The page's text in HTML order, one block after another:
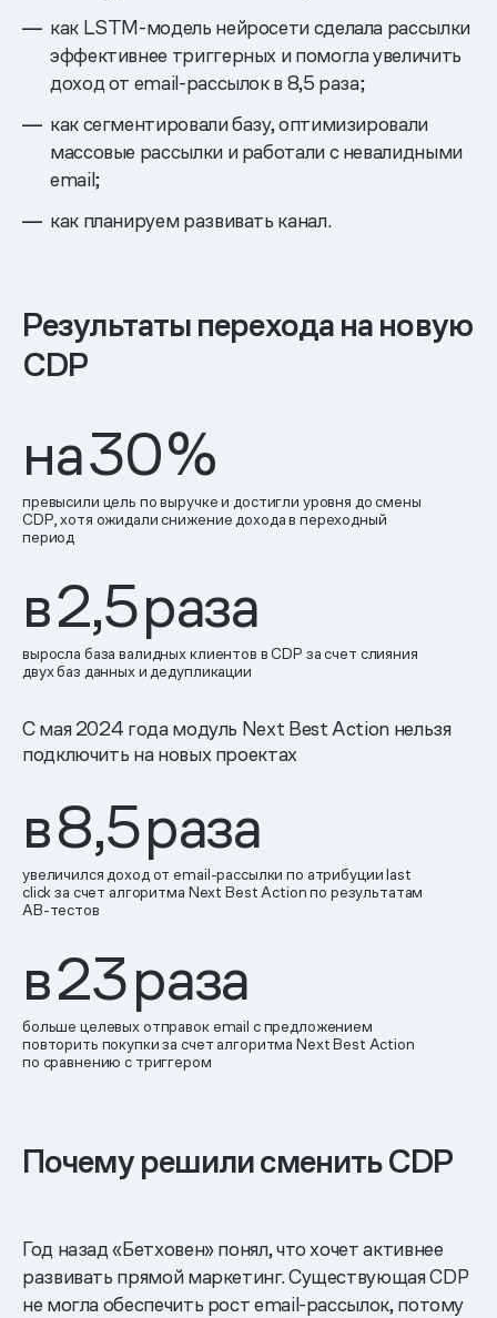
как LSTM-модель нейросети сделала рассылки
эффективнее триггерных и помогла увеличить
доход от email-рассылок в 8,5 раза;
как сегментировали базу, оптимизировали
массовые рассылки и работали с невалидными
email;
как планируем развивать канал.
Результаты перехода на новую
CDP
на30%
превысили цель по выручке и достигли уровня до смены
CDP, хотя ожидали снижение дохода в переходный
период
в2,5раза
выросла база валидных клиентов в CDP за счет слияния
двух баз данных и дедупликации
С мая 2024 года модуль Next Best Action нельзя
подключить на новых проектах
в 8,5 раза
увеличился доход от email-рассылки по атрибуции last
click за счет алгоритма Next Best Action по результатам
AB-тестов
в 23 раза
больше целевых отправок email с предложением
повторить покупки за счет алгоритма Next Best Action
по сравнению с триггером
Почему решили сменить CDP
Год назад «Бетховен» понял, что хочет активнее
развивать прямой маркетинг. Существующая CDP
не могла обеспечить рост email-рассылок, потому